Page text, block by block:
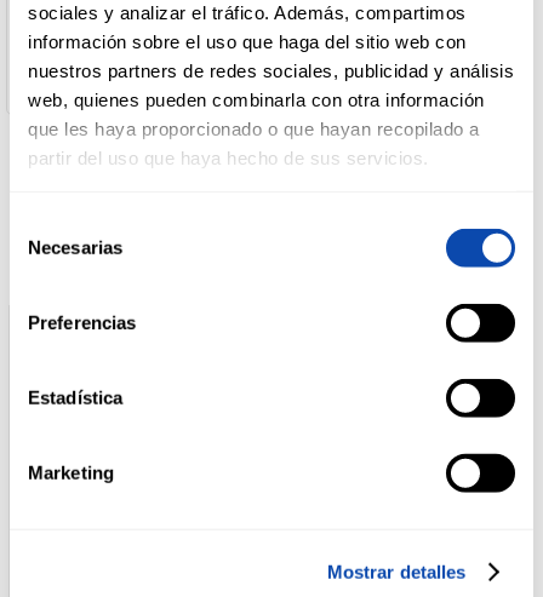
sociales y analizar el tráfico. Además, compartimos
información sobre el uso que haga del sitio web con
nuestros partners de redes sociales, publicidad y análisis
web, quienes pueden combinarla con otra información
que les haya proporcionado o que hayan recopilado a
partir del uso que haya hecho de sus servicios.
Necesarias
Preferencias
Estadística
Marketing
Mostrar detalles
PERFUMERÍA
E HIGIENE
MASCOTAS
C/ Clara Campoamor, nº 2 08950 Esplugues de Llobregat
(Barcelona)
420 gr
ALTEZA